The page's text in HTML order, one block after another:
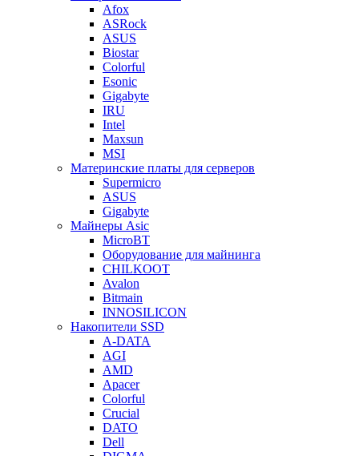
Afox
ASRock
ASUS
Biostar
Colorful
Esonic
Gigabyte
IRU
Intel
Maxsun
MSI
Материнские платы для серверов
Supermicro
ASUS
Gigabyte
Майнеры Asic
MicroBT
Оборудование для майнинга
CHILKOOT
Avalon
Bitmain
INNOSILICON
Накопители SSD
A-DATA
AGI
AMD
Apacer
Colorful
Crucial
DATO
Dell